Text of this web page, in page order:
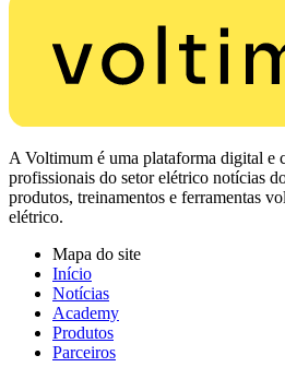
A Voltimum é uma plataforma digital e
profissionais do setor elétrico notícias
produtos, treinamentos e ferramentas
elétrico.
Mapa do site
Início
Notícias
Academy
Produtos
Parceiros